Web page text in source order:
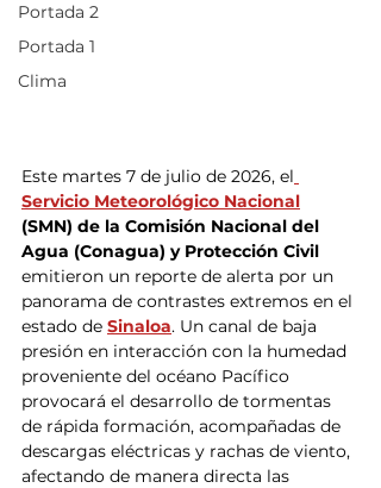
Portada 2
Portada 1
Clima
Este martes 7 de julio de 2026, el
Servicio Meteorológico Nacional
(SMN) de la Comisión Nacional del
Agua (Conagua) y Protección Civil
emitieron un reporte de alerta por un
panorama de contrastes extremos en el
estado de Sinaloa. Un canal de baja
presión en interacción con la humedad
proveniente del océano Pacífico
provocará el desarrollo de tormentas
de rápida formación, acompañadas de
descargas eléctricas y rachas de viento,
afectando de manera directa las